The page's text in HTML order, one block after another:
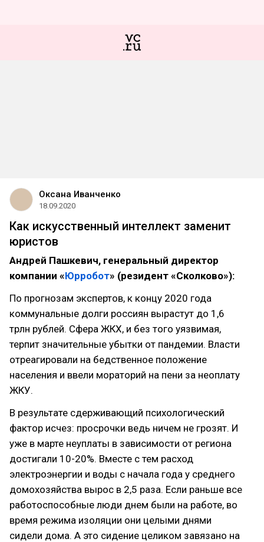
Оксана Иванченко
18.09.2020
Как искусственный интеллект заменит
юристов
Андрей Пашкевич, генеральный директор
компании «Юрробот» (резидент «Сколково»):
По прогнозам экспертов, к концу 2020 года
коммунальные долги россиян вырастут до 1,6
трлн рублей. Сфера ЖКХ, и без того уязвимая,
терпит значительные убытки от пандемии. Власти
отреагировали на бедственное положение
населения и ввели мораторий на пени за неоплату
ЖКУ.
В результате сдерживающий психологический
фактор исчез: просрочки ведь ничем не грозят. И
уже в марте неуплаты в зависимости от региона
достигали 10-20%. Вместе с тем расход
электроэнергии и воды с начала года у среднего
домохозяйства вырос в 2,5 раза. Если раньше все
работоспособные люди днем были на работе, во
время режима изоляции они целыми днями
сидели дома. А это сидение целиком завязано на